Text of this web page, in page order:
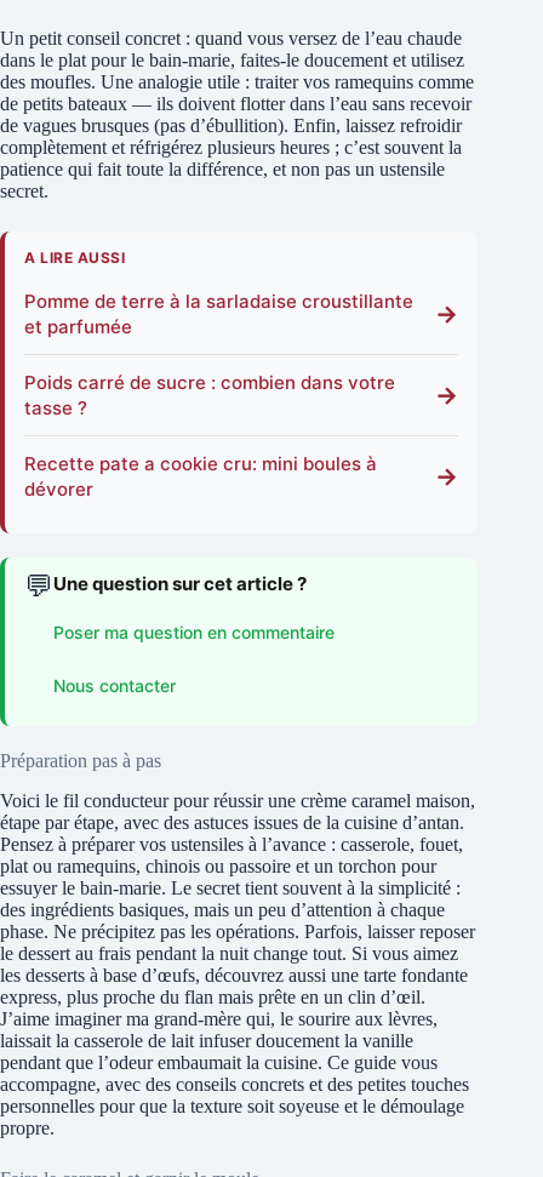
Un petit conseil concret : quand vous versez de l’eau chaude
dans le plat pour le bain-marie, faites-le doucement et utilisez
des moufles. Une analogie utile : traiter vos ramequins comme
de petits bateaux — ils doivent flotter dans l’eau sans recevoir
de vagues brusques (pas d’ébullition). Enfin, laissez refroidir
complètement et réfrigérez plusieurs heures ; c’est souvent la
patience qui fait toute la différence, et non pas un ustensile
secret.
A LIRE AUSSI
Pomme de terre à la sarladaise croustillante
et parfumée
→
Poids carré de sucre : combien dans votre
tasse ?
→
Recette pate a cookie cru: mini boules à
dévorer
→
💬 Une question sur cet article ?
Poser ma question en commentaire
Nous contacter
Préparation pas à pas
Voici le fil conducteur pour réussir une crème caramel maison,
étape par étape, avec des astuces issues de la cuisine d’antan.
Pensez à préparer vos ustensiles à l’avance : casserole, fouet,
plat ou ramequins, chinois ou passoire et un torchon pour
essuyer le bain-marie. Le secret tient souvent à la simplicité :
des ingrédients basiques, mais un peu d’attention à chaque
phase. Ne précipitez pas les opérations. Parfois, laisser reposer
le dessert au frais pendant la nuit change tout. Si vous aimez
les desserts à base d’œufs, découvrez aussi une tarte fondante
express, plus proche du flan mais prête en un clin d’œil.
J’aime imaginer ma grand-mère qui, le sourire aux lèvres,
laissait la casserole de lait infuser doucement la vanille
pendant que l’odeur embaumait la cuisine. Ce guide vous
accompagne, avec des conseils concrets et des petites touches
personnelles pour que la texture soit soyeuse et le démoulage
propre.